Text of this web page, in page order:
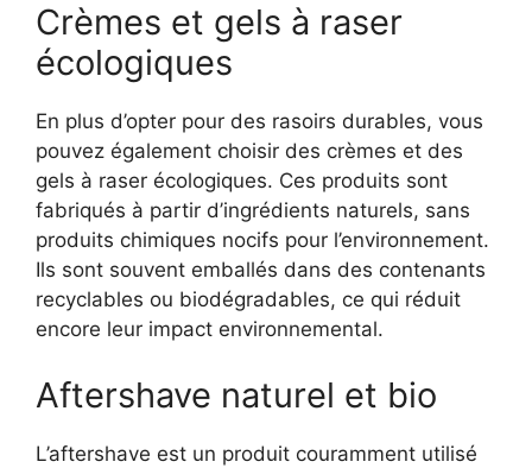
Crèmes et gels à raser
écologiques
En plus d’opter pour des rasoirs durables, vous
pouvez également choisir des crèmes et des
gels à raser écologiques. Ces produits sont
fabriqués à partir d’ingrédients naturels, sans
produits chimiques nocifs pour l’environnement.
Ils sont souvent emballés dans des contenants
recyclables ou biodégradables, ce qui réduit
encore leur impact environnemental.
Aftershave naturel et bio
L’aftershave est un produit couramment utilisé